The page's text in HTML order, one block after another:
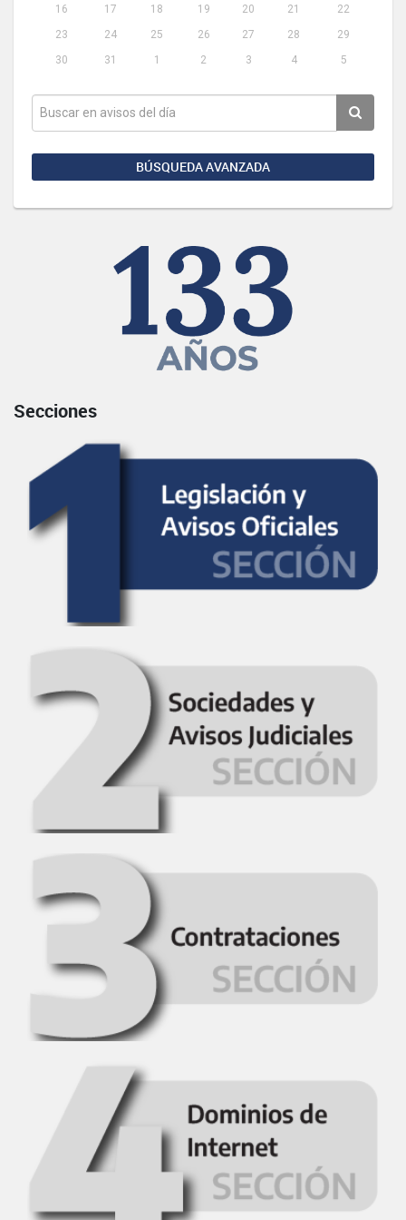
16
17 18 19 20 21
22
23
24 25 26 27 28
29
30
31 1 2 3 4 5
BÚSQUEDA AVANZADA
Secciones